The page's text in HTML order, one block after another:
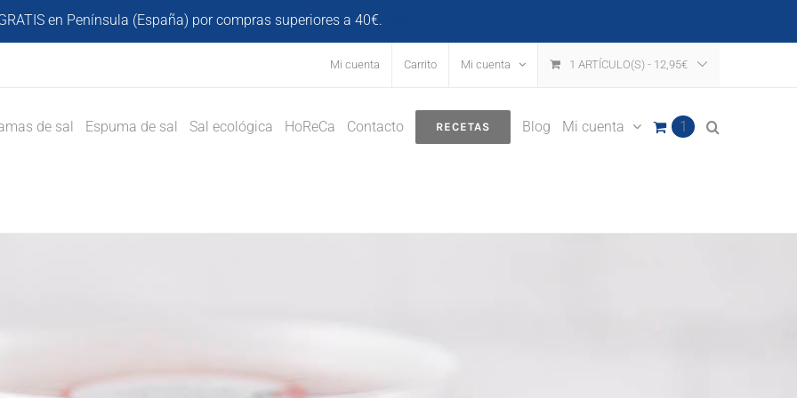
en Península (España) por compras superiores a 40€.
Mi cuenta Carrito Mi cuenta 1 ARTÍCULO(S) - 12,95€
de sal Espuma de sal Sal ecológica HoReCa Contacto RECETAS Blog Mi cuenta 1